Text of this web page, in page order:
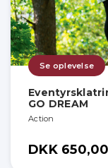
Se oplevelse
GO DREAM
Action
DKK 650,00